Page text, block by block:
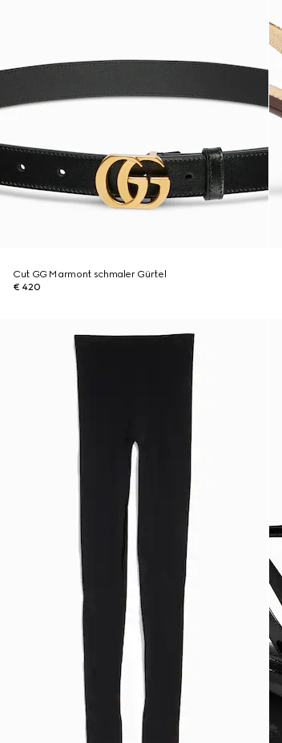
Cut GG Marmont schmaler Gürtel
€ 420